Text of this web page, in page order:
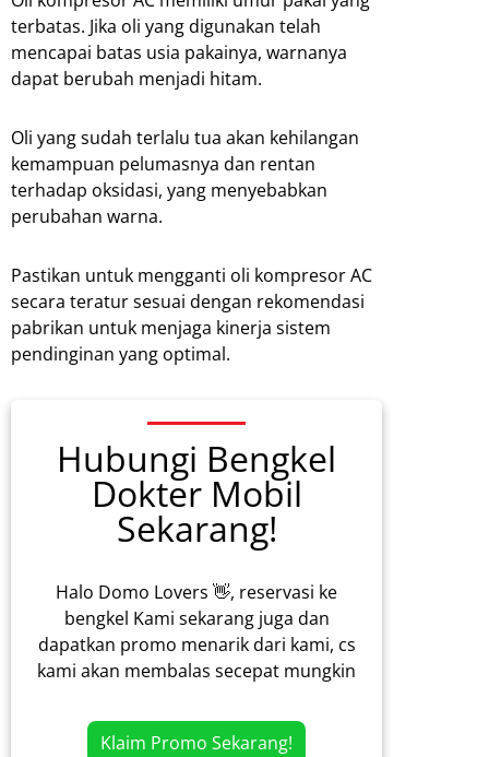
terbatas. Jika oli yang digunakan telah
mencapai batas usia pakainya, warnanya
dapat berubah menjadi hitam.
Oli yang sudah terlalu tua akan kehilangan
kemampuan pelumasnya dan rentan
terhadap oksidasi, yang menyebabkan
perubahan warna.
Pastikan untuk mengganti oli kompresor AC
secara teratur sesuai dengan rekomendasi
pabrikan untuk menjaga kinerja sistem
pendinginan yang optimal.
Hubungi Bengkel
Dokter Mobil
Sekarang!
Halo Domo Lovers 👋, reservasi ke
bengkel Kami sekarang juga dan
dapatkan promo menarik dari kami, cs
kami akan membalas secepat mungkin
Klaim Promo Sekarang!